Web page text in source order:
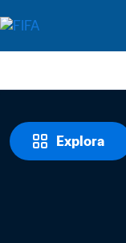
Explora